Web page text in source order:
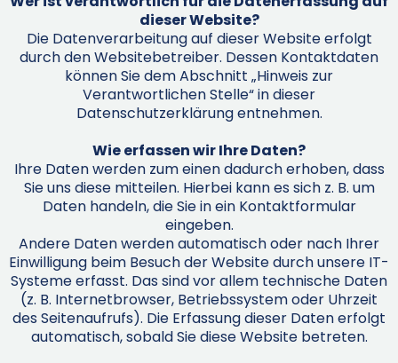
dieser Website?
Die Datenverarbeitung auf dieser Website erfolgt
durch den Websitebetreiber. Dessen Kontaktdaten
können Sie dem Abschnitt „Hinweis zur
Verantwortlichen Stelle“ in dieser
Datenschutzerklärung entnehmen.
Wie erfassen wir Ihre Daten?
Ihre Daten werden zum einen dadurch erhoben, dass
Sie uns diese mitteilen. Hierbei kann es sich z. B. um
Daten handeln, die Sie in ein Kontaktformular
eingeben.
Andere Daten werden automatisch oder nach Ihrer
Einwilligung beim Besuch der Website durch unsere IT-
Systeme erfasst. Das sind vor allem technische Daten
(z. B. Internetbrowser, Betriebssystem oder Uhrzeit
des Seitenaufrufs). Die Erfassung dieser Daten erfolgt
automatisch, sobald Sie diese Website betreten.